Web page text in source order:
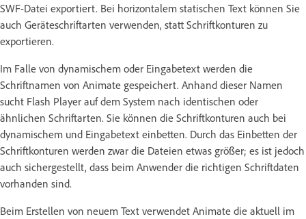
SWF-Datei exportiert. Bei horizontalem statischen Text können Sie
auch Geräteschriftarten verwenden, statt Schriftkonturen zu
exportieren.
Im Falle von dynamischem oder Eingabetext werden die
Schriftnamen von Animate gespeichert. Anhand dieser Namen
sucht Flash Player auf dem System nach identischen oder
ähnlichen Schriftarten. Sie können die Schriftkonturen auch bei
dynamischem und Eingabetext einbetten. Durch das Einbetten der
Schriftkonturen werden zwar die Dateien etwas größer; es ist jedoch
auch sichergestellt, dass beim Anwender die richtigen Schriftdaten
vorhanden sind.
Beim Erstellen von neuem Text verwendet Animate die aktuell im